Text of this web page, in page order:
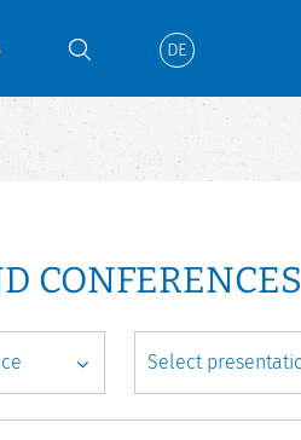
DE
CONFERENCES